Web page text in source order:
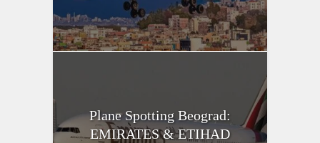
Plane Spotting Beograd:
EMIRATES & ETIHAD